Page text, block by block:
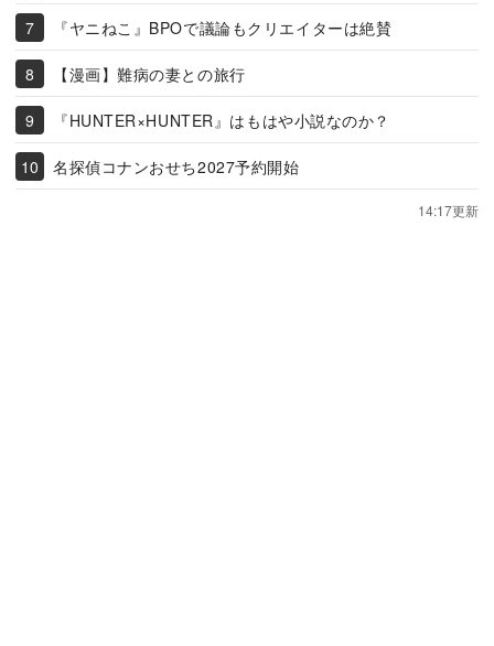
『ヤニねこ』BPOで議論もクリエイターは絶賛
【漫画】難病の妻との旅行
『HUNTER×HUNTER』はもはや小説なのか？
名探偵コナンおせち2027予約開始
14:17更新